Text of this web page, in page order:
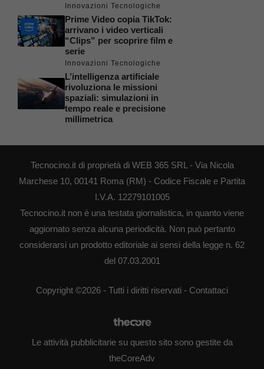
Innovazioni Tecnologiche
Prime Video copia TikTok:
arrivano i video verticali
“Clips” per scoprire film e
serie
Innovazioni Tecnologiche
L’intelligenza artificiale
rivoluziona le missioni
spaziali: simulazioni in
tempo reale e precisione
millimetrica
Tecnocino.it di proprietà di WEB 365 SRL - Via Nicola
Marchese 10, 00141 Roma (RM) - Codice Fiscale e Partita
I.V.A. 12279101005
Tecnocino.it non è una testata giornalistica, in quanto viene
aggiornato senza alcuna periodicità. Non può pertanto
considerarsi un prodotto editoriale ai sensi della legge n. 62
del 07.03.2001
Copyright ©2026 - Tutti i diritti riservati - Contattaci
Le attività pubblicitarie su questo sito sono gestite da
theCoreAdv